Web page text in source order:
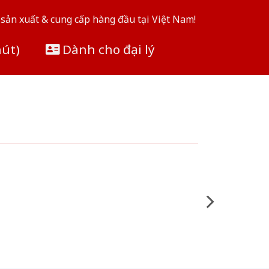
xuất & cung cấp hàng đầu tại Việt Nam!
Dành cho đại lý